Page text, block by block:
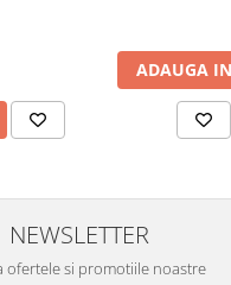
ADAUGA
NEWSLETTER
ofertele si promotiile noastre